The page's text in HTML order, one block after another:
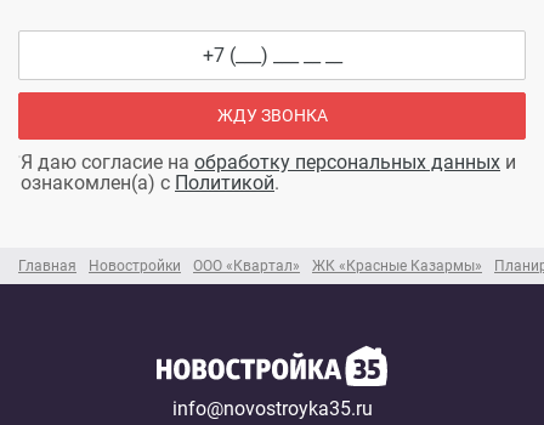
Главная Новостройки ООО «Квартал» ЖК «Красные Казармы»
ЖДУ ЗВОНКА
Я даю согласие на обработку персональных данных и
ознакомлен(а) с Политикой.
info@novostroyka35.ru